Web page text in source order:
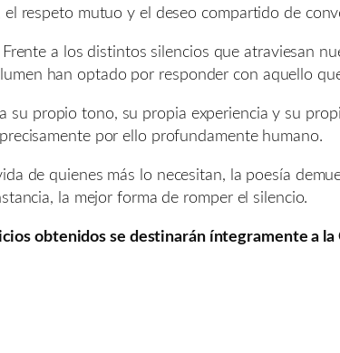
respeto mutuo y el deseo compartido de
a los distintos silencios que atraviesan
han optado por responder con aquello
su propio tono, su propia experiencia y su
por ello profundamente humano.
de quienes más lo necesitan, la poesía
la mejor forma de romper el silencio.
obtenidos se destinarán íntegramente a